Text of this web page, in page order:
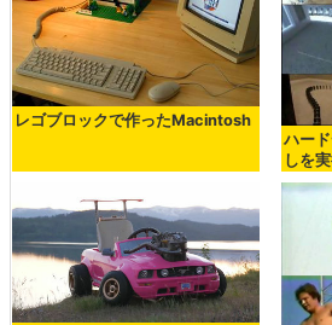
レゴブロックで作ったMacintosh
ハー
しを